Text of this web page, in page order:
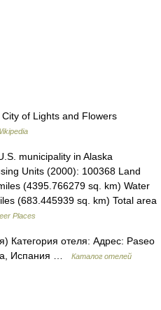
of Lights and Flowers
municipality in Alaska
Units (2000): 100368 Land
(4395.766279 sq. km) Water
(683.445939 sq. km) Total area
Places
Категория отеля: Адрес: Paseo
Испания …
Каталог отелей